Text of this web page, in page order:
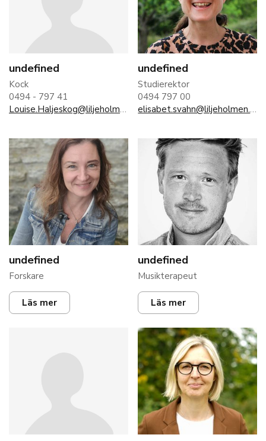
undefined
Kock
0494 - 797 41
Louise.Haljeskog@liljeholmen.nu
undefined
Studierektor
0494 797 00
elisabet.svahn@liljeholmen.nu
undefined
Forskare
Läs mer
undefined
Musikterapeut
Läs mer